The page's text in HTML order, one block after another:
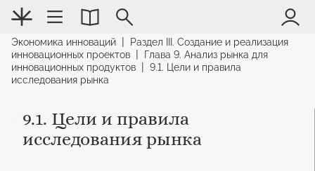
Экономика инноваций
Раздел III. Создание и реализация
инновационных проектов
Глава 9. Анализ рынка для
инновационных продуктов
9.1. Цели и правила
исследования рынка
9.1. Цели и правила
исследования рынка